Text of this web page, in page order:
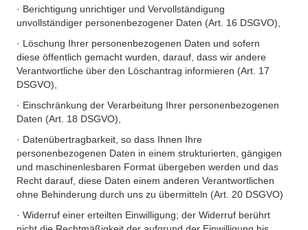
· Berichtigung unrichtiger und Vervollständigung
unvollständiger personenbezogener Daten (Art. 16 DSGVO),
· Löschung Ihrer personenbezogenen Daten und sofern
diese öffentlich gemacht wurden, darauf, dass wir andere
Verantwortliche über den Löschantrag informieren (Art. 17
DSGVO),
· Einschränkung der Verarbeitung Ihrer personenbezogenen
Daten (Art. 18 DSGVO),
· Datenübertragbarkeit, so dass Ihnen Ihre
personenbezogenen Daten in einem strukturierten, gängigen
und maschinenlesbaren Format übergeben werden und das
Recht darauf, diese Daten einem anderen Verantwortlichen
ohne Behinderung durch uns zu übermitteln (Art. 20 DSGVO)
· Widerruf einer erteilten Einwilligung; der Widerruf berührt